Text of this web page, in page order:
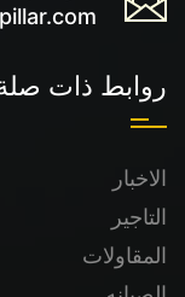
روابط ذات
الاخبار
التاجير
المقاولات